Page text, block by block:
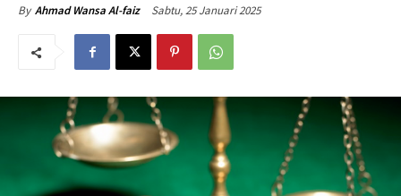
By Ahmad Wansa Al-faiz Sabtu, 25 Januari 2025